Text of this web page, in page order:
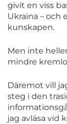
givit en viss
Ukraina – och
kunskapen.
Men inte
mindre
Däremot vill
steg i den
jag avläsa vid